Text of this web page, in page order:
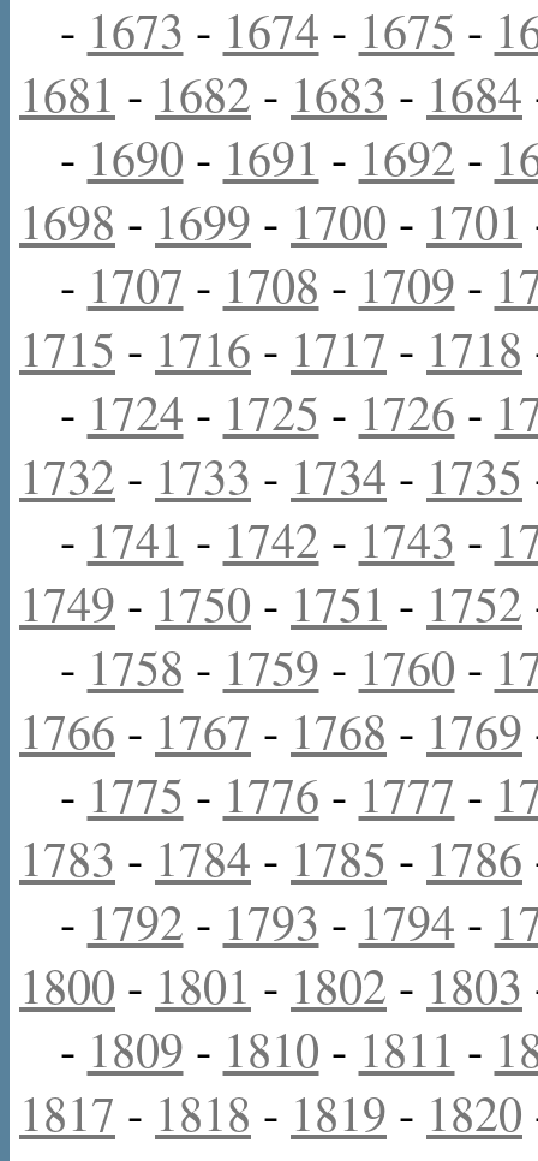
- 1673 - 1674 - 1675 -
1681 - 1682 - 1683 - 1684
- 1690 - 1691 - 1692 -
1698 - 1699 - 1700 - 1701
- 1707 - 1708 - 1709 -
1715 - 1716 - 1717 - 1718
- 1724 - 1725 - 1726 -
1732 - 1733 - 1734 - 1735
- 1741 - 1742 - 1743 -
1749 - 1750 - 1751 - 1752
- 1758 - 1759 - 1760 -
1766 - 1767 - 1768 - 1769
- 1775 - 1776 - 1777 -
1783 - 1784 - 1785 - 1786
- 1792 - 1793 - 1794 -
1800 - 1801 - 1802 - 1803
- 1809 - 1810 - 1811 -
1817 - 1818 - 1819 - 1820